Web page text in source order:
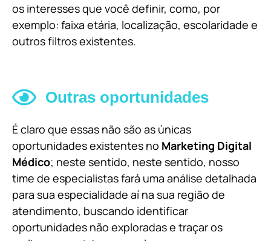
os interesses que você definir, como, por
exemplo: faixa etária, localização, escolaridade e
outros filtros existentes.
Outras oportunidades
É claro que essas não são as únicas
oportunidades existentes no Marketing Digital
Médico; neste sentido, neste sentido, nosso
time de especialistas fará uma análise detalhada
para sua especialidade aí na sua região de
atendimento, buscando identificar
oportunidades não exploradas e traçar os